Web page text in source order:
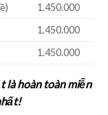
1.450.000
1.450.000
1.450.000
là hoàn toàn miễn